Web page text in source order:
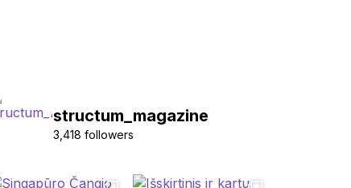
structum_magazine
3,418 followers